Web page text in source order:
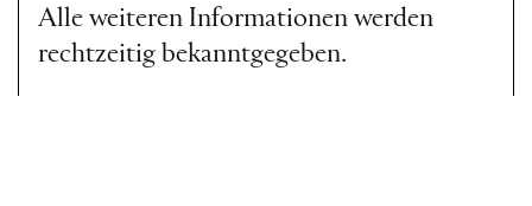
Alle weiteren Informationen werden
rechtzeitig bekanntgegeben.